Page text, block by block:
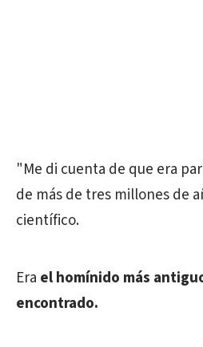
"Me di cuenta de que era
de más de tres millones de
científico.
Era el homínido más
encontrado.